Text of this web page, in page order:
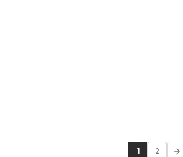
1 2